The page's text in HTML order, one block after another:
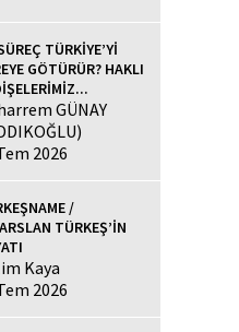
TÜRKİYE’Yİ
GÖTÜRÜR? HAKLI
GÜNAY
2026
/
TÜRKEŞ’İN
Kaya
2026